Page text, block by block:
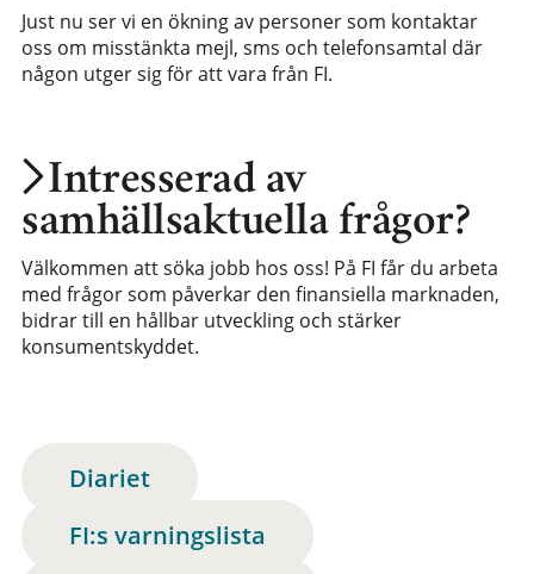
Intresserad av
samhällsaktuella frågor?
Välkommen att söka jobb hos oss! På FI får du arbeta
med frågor som påverkar den finansiella marknaden,
bidrar till en hållbar utveckling och stärker
konsumentskyddet.
Just nu ser vi en ökning av personer som kontaktar
oss om misstänkta mejl, sms och telefonsamtal där
någon utger sig för att vara från FI.
Diariet
FI:s varningslista